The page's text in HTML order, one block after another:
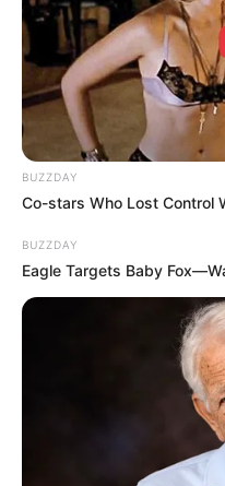
BUZZDAY
Co-stars Who Lost Control
BUZZDAY
Eagle Targets Baby